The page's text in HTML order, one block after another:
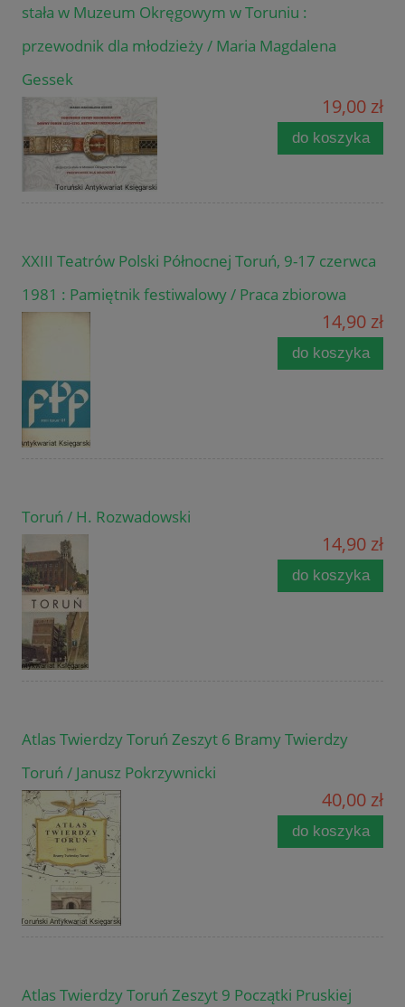
stała w Muzeum Okręgowym w Toruniu :
przewodnik dla młodzieży / Maria Magdalena
Gessek
19,00 zł
do koszyka
XXIII Teatrów Polski Północnej Toruń, 9-17 czerwca
1981 : Pamiętnik festiwalowy / Praca zbiorowa
14,90 zł
do koszyka
Toruń / H. Rozwadowski
14,90 zł
do koszyka
Atlas Twierdzy Toruń Zeszyt 6 Bramy Twierdzy
Toruń / Janusz Pokrzywnicki
40,00 zł
do koszyka
Atlas Twierdzy Toruń Zeszyt 9 Początki Pruskiej